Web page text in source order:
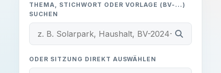
THEMA, STICHWORT ODER VORLAGE (BV-...)
SUCHEN
ODER SITZUNG DIREKT AUSWÄHLEN